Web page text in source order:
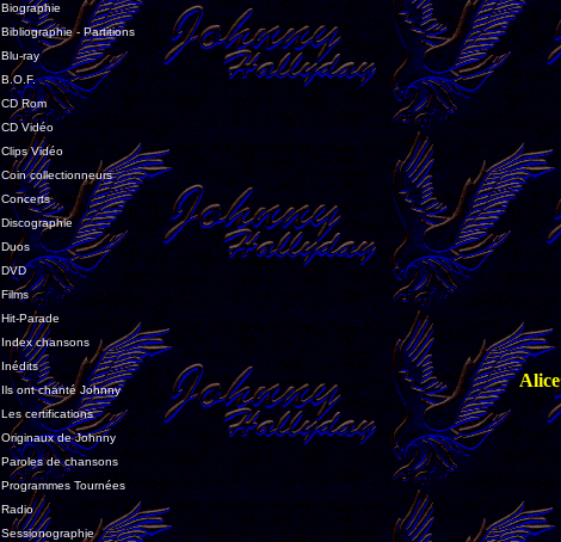
Biographie
Bibliographie - Partitions
Blu-ray
B.O.F.
CD Rom
CD Vidéo
Clips Vidéo
Coin collectionneurs
Concerts
Discographie
Duos
DVD
Films
Hit-Parade
Index chansons
Inédits
Ils ont chanté Johnny
Les certifications
Originaux de Johnny
Paroles de chansons
Programmes Tournées
Radio
Sessionographie